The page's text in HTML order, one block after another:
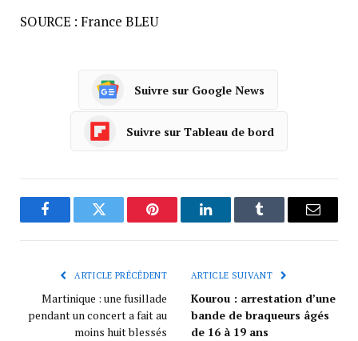
SOURCE : France BLEU
Suivre sur Google News
Suivre sur Tableau de bord
FacebookTwitter Pinterest LinkedInTumblr
ARTICLE PRÉCÉDENT
Martinique : une fusillade
pendant un concert a fait au
moins huit blessés
ARTICLE SUIVANT
Kourou : arrestation d’une
bande de braqueurs âgés
de 16 à 19 ans